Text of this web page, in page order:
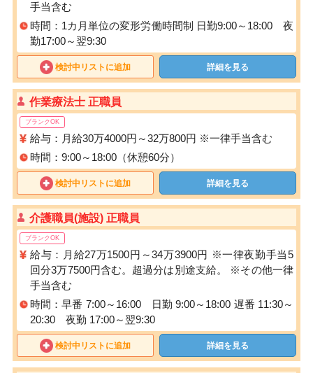
手当含む
時間：1カ月単位の変形労働時間制 日勤9:00～18:00 夜
勤17:00～翌9:30
検討中リストに追加 詳細を見る
作業療法士 正職員
ブランクOK
給与：月給30万4000円～32万800円 ※一律手当含む
時間：9:00～18:00（休憩60分）
検討中リストに追加 詳細を見る
介護職員(施設) 正職員
ブランクOK
給与：月給27万1500円～34万3900円 ※一律夜勤手当5
回分3万7500円含む。超過分は別途支給。 ※その他一律
手当含む
時間：早番 7:00～16:00 日勤 9:00～18:00 遅番 11:30～
20:30 夜勤 17:00～翌9:30
検討中リストに追加 詳細を見る